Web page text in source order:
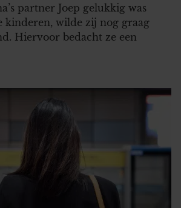
partner Joep gelukkig was
kinderen, wilde zij nog graag
Hiervoor bedacht ze een